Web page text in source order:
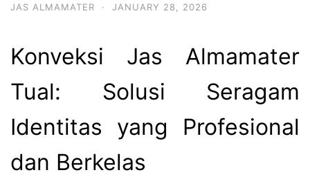
JAS ALMAMATER · JANUARY 28, 2026
Konveksi Jas Almamater
Tual: Solusi Seragam
Identitas yang Profesional
dan Berkelas